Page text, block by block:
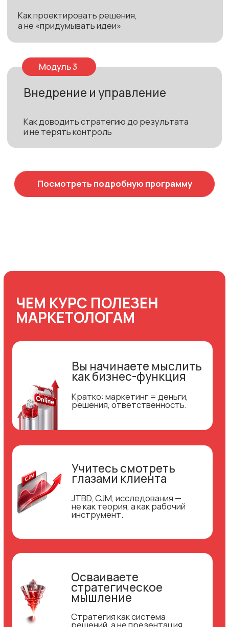
Шаблон маркетинг-
Инструкции
и промпты
СТОИМОСТЬ УЧАСТИЯ
190 000 ₸/ 31 000 ₽/ 400$
Формат— видеоуроки + вебинары
Старт ближайшего потока — 13 июля
Продолжительность– 4 недели,
доступ – 8 недель
Обучение проходите
в самостоятельном темпе
Действует рассрочка в РК и РФ
Оставить заявку
ОТЗЫВЫ СТУДЕНТОВ